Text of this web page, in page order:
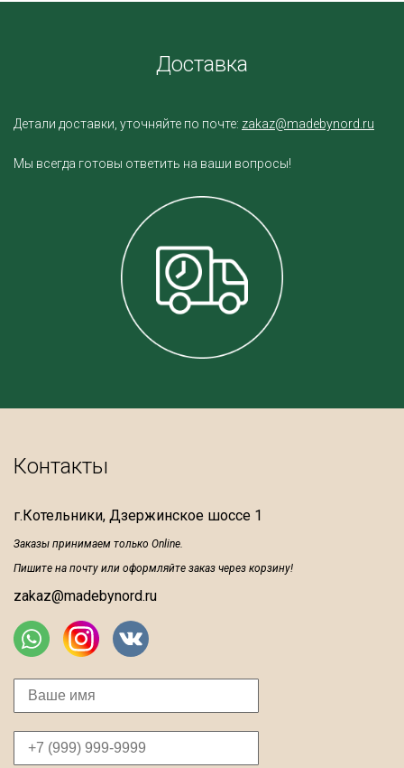
Доставка
Детали доставки, уточняйте по почте: zakaz@madebynord.ru
Мы всегда готовы ответить на ваши вопросы!
Контакты
г.Котельники, Дзержинское шоссе 1
Заказы принимаем только Online.
Пишите на почту или оформляйте заказ через корзину!
zakaz@madebynord.ru